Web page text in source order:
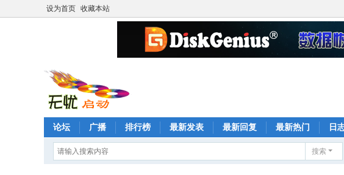
设为首页 收藏本站
论坛 广播 排行榜 最新发表 最新回复 最新热门 日
搜索